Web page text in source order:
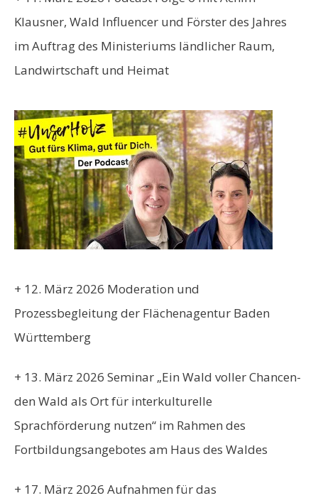
Klausner, Wald Influencer und Förster des Jahres
im Auftrag des Ministeriums ländlicher Raum,
Landwirtschaft und Heimat
+ 12. März 2026 Moderation und
Prozessbegleitung der Flächenagentur Baden
Württemberg
+ 13. März 2026 Seminar „Ein Wald voller Chancen-
den Wald als Ort für interkulturelle
Sprachförderung nutzen“ im Rahmen des
Fortbildungsangebotes am Haus des Waldes
+ 17. März 2026 Aufnahmen für das